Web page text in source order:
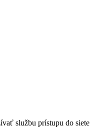
službu prístupu do siete